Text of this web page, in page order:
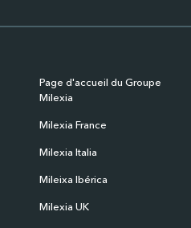
Page d'accueil du Groupe
Milexia
Milexia France
Milexia Italia
Mileixa Ibérica
Milexia UK